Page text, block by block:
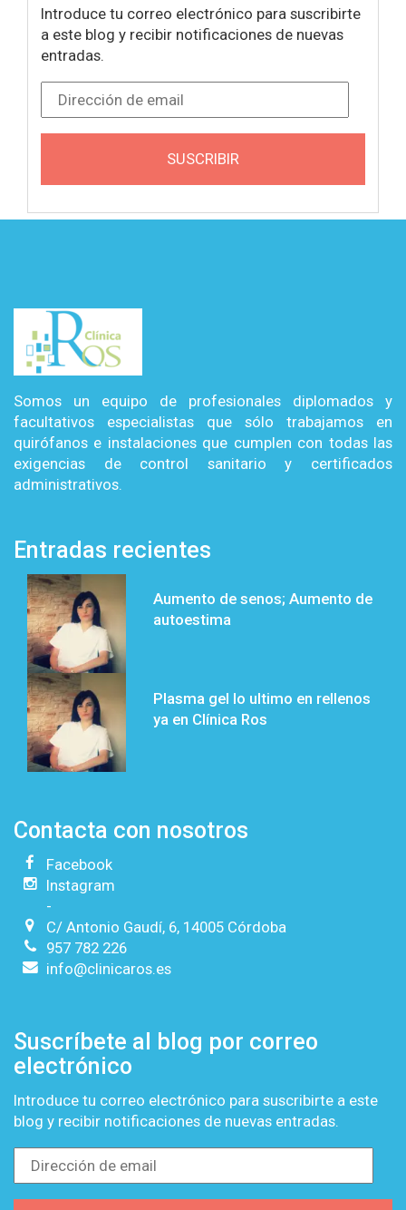
Introduce tu correo electrónico para suscribirte
a este blog y recibir notificaciones de nuevas
entradas.
Dirección de email
SUSCRIBIR
Somos un equipo de profesionales diplomados y
facultativos especialistas que sólo trabajamos en
quirófanos e instalaciones que cumplen con todas las
exigencias de control sanitario y certificados
administrativos.
Entradas recientes
Aumento de senos; Aumento de
autoestima
Plasma gel lo ultimo en rellenos
ya en Clínica Ros
Contacta con nosotros
Facebook
Instagram
-
C/ Antonio Gaudí, 6, 14005 Córdoba
957 782 226
info@clinicaros.es
Suscríbete al blog por correo
electrónico
Introduce tu correo electrónico para suscribirte a este
blog y recibir notificaciones de nuevas entradas.
Dirección
email